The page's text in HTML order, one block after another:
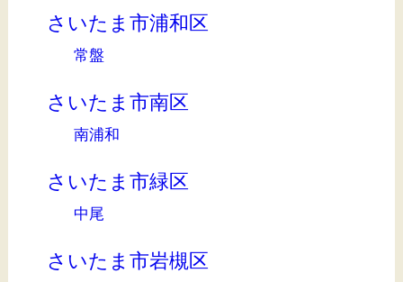
さいたま市浦和区
常盤
さいたま市南区
南浦和
さいたま市緑区
中尾
さいたま市岩槻区